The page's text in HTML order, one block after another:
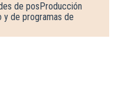
de posProducción
y de programas de